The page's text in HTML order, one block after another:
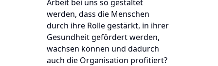
Arbeit bei uns so gestaltet
werden, dass die Menschen
durch ihre Rolle gestärkt, in ihrer
Gesundheit gefördert werden,
wachsen können und dadurch
auch die Organisation profitiert?